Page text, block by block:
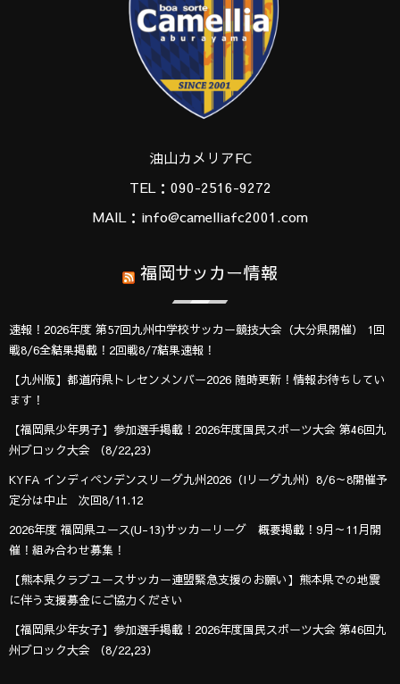
油山カメリアFC
TEL：090-2516-9272
MAIL：info@camelliafc2001.com
福岡サッカー情報
速報！2026年度 第57回九州中学校サッカー競技大会（大分県開催） 1回
戦8/6全結果掲載！2回戦8/7結果速報！
【九州版】都道府県トレセンメンバー2026 随時更新！情報お待ちしてい
ます！
【福岡県少年男子】参加選手掲載！2026年度国民スポーツ大会 第46回九
州ブロック大会 （8/22,23）
KYFA インディペンデンスリーグ九州2026（Iリーグ九州）8/6～8開催予
定分は中止 次回8/11.12
2026年度 福岡県ユース(U-13)サッカーリーグ 概要掲載！9月～11月開
催！組み合わせ募集！
【熊本県クラブユースサッカー連盟緊急支援のお願い】熊本県での地震
に伴う支援募金にご協力ください
【福岡県少年女子】参加選手掲載！2026年度国民スポーツ大会 第46回九
州ブロック大会 （8/22,23）